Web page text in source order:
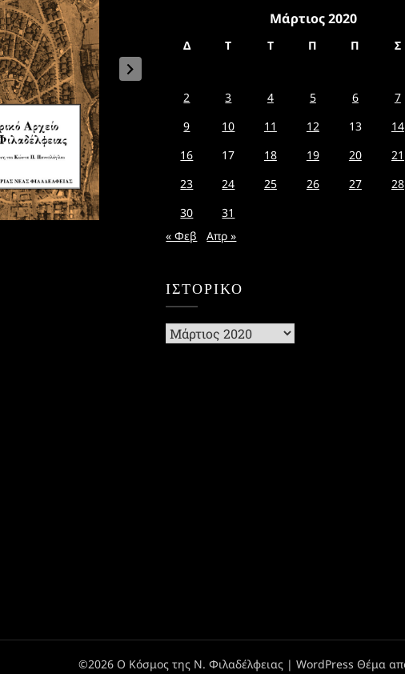
Μάρτιος 2020
Δ Τ Τ Π Π Σ
2
3 4 5 6 7
9
10 11 12 13 14
16
17 18 19 20 21
23
24 25 26 27 28
30
31
« Φεβ
Απρ »
ΙΣΤΟΡΙΚΌ
Ιστορικό
©2026 Ο Κόσμος της Ν. Φιλαδέλφειας | WordPress Θέμα